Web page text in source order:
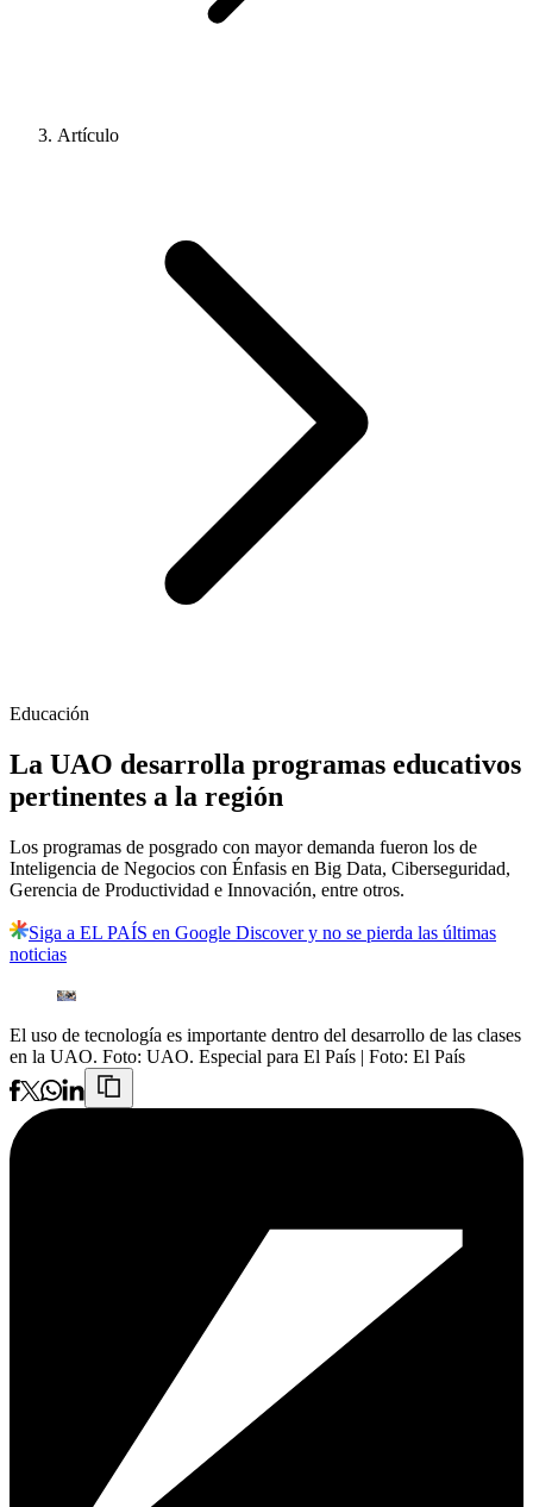
Artículo
Educación
La UAO desarrolla programas educativos
pertinentes a la región
Los programas de posgrado con mayor demanda fueron los de
Inteligencia de Negocios con Énfasis en Big Data, Ciberseguridad,
Gerencia de Productividad e Innovación, entre otros.
Siga a EL PAÍS en Google Discover y no se pierda las últimas
noticias
El uso de tecnología es importante dentro del desarrollo de las clases
en la UAO. Foto: UAO. Especial para El País | Foto: El País